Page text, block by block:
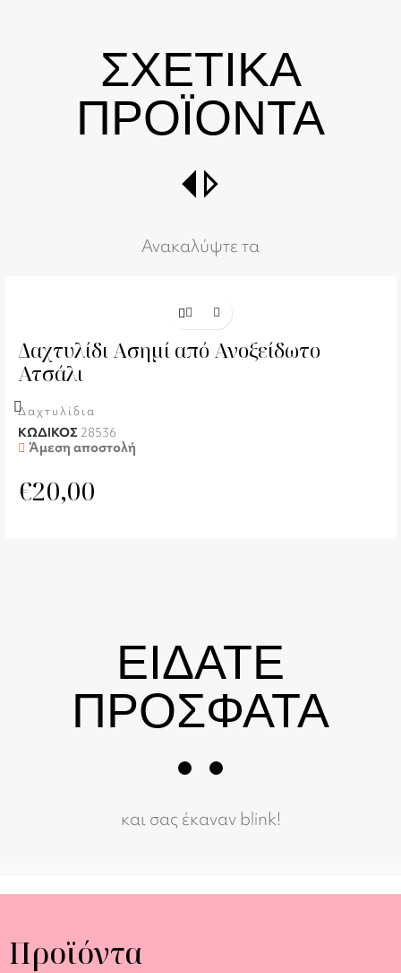
ΣΧΕΤΙΚΑ
ΠΡΟΪΟΝΤΑ
switch_right
Ανακαλύψτε τα
Δαχτυλίδι Ασημί από Ανοξείδωτο
Ατσάλι
Δαχτυλίδια
ΚΩΔΙΚΟΣ 28536
Άμεση αποστολή
€20,00
ΕΙΔΑΤΕ
ΠΡΟΣΦΑΤΑ
και σας έκαναν blink!
Προϊόντα